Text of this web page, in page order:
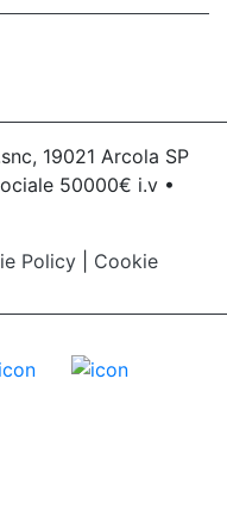
19021 Arcola SP
50000€ i.v •
Policy
Cookie